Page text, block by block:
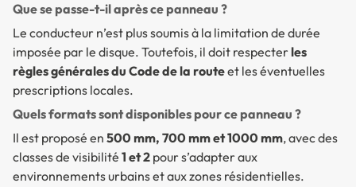
Que se passe-t-il après ce panneau ?
Le conducteur n’est plus soumis à la limitation de durée
imposée par le disque. Toutefois, il doit respecterles
règles générales du Code de la routeet les éventuelles
prescriptions locales.
Quels formats sont disponibles pour ce panneau ?
Il est proposé en 500 mm, 700 mm et 1000 mm, avec des
classes de visibilité 1 et 2 pour s’adapter aux
environnements urbains et aux zones résidentielles.